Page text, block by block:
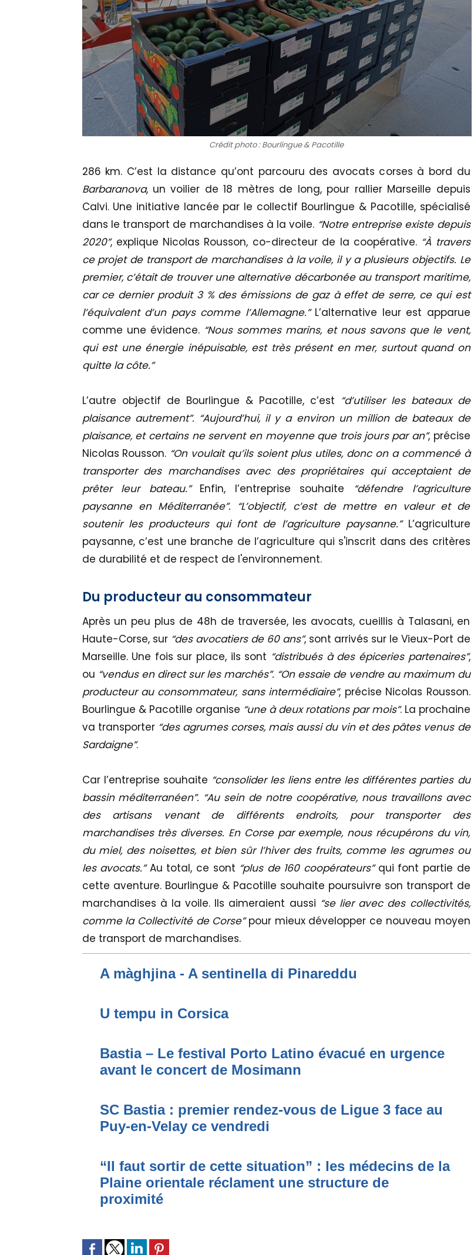
Crédit photo : Bourlingue & Pacotille
286 km. C’est la distance qu’ont parcouru des avocats corses à bord du
Barbaranova, un voilier de 18 mètres de long, pour rallier Marseille depuis
Calvi. Une initiative lancée par le collectif Bourlingue & Pacotille, spécialisé
dans le transport de marchandises à la voile. “Notre entreprise existe depuis
2020”, explique Nicolas Rousson, co-directeur de la coopérative. “À travers
ce projet de transport de marchandises à la voile, il y a plusieurs objectifs. Le
premier, c’était de trouver une alternative décarbonée au transport maritime,
car ce dernier produit 3 % des émissions de gaz à effet de serre, ce qui est
l’équivalent d’un pays comme l’Allemagne.”L’alternative leur est apparue
comme une évidence. “Nous sommes marins, et nous savons que le vent,
qui est une énergie inépuisable, est très présent en mer, surtout quand on
quitte la côte.”
L’autre objectif de Bourlingue & Pacotille, c’est “d’utiliser les bateaux de
plaisance autrement”. “Aujourd’hui, il y a environ un million de bateaux de
plaisance, et certains ne servent en moyenne que trois jours par an”, précise
Nicolas Rousson. “On voulait qu’ils soient plus utiles, donc on a commencé à
transporter des marchandises avec des propriétaires qui acceptaient de
prêter leur bateau.” Enfin, l’entreprise souhaite “défendre l’agriculture
paysanne en Méditerranée”. “L’objectif, c’est de mettre en valeur et de
soutenir les producteurs qui font de l’agriculture paysanne.”L’agriculture
paysanne, c’est une branche de l’agriculture qui s'inscrit dans des critères
de durabilité et de respect de l'environnement.
Du producteur au consommateur
Après un peu plus de 48h de traversée, les avocats, cueillis à Talasani, en
Haute-Corse, sur “des avocatiers de 60 ans”, sont arrivés sur le Vieux-Port de
Marseille. Une fois sur place, ils sont “distribués à des épiceries partenaires”,
ou “vendus en direct sur les marchés”. “On essaie de vendre au maximum du
producteur au consommateur, sans intermédiaire”, précise Nicolas Rousson.
Bourlingue & Pacotille organise “une à deux rotations par mois”. La prochaine
va transporter “des agrumes corses, mais aussi du vin et des pâtes venus de
Sardaigne”.
Car l’entreprise souhaite “consolider les liens entre les différentes parties du
bassin méditerranéen”. “Au sein de notre coopérative, nous travaillons avec
des artisans venant de différents endroits, pour transporter des
marchandises très diverses. En Corse par exemple, nous récupérons du vin,
du miel, des noisettes, et bien sûr l’hiver des fruits, comme les agrumes ou
les avocats.”Au total, ce sont “plus de 160 coopérateurs”qui font partie de
cette aventure. Bourlingue & Pacotille souhaite poursuivre son transport de
marchandises à la voile. Ils aimeraient aussi “se lier avec des collectivités,
comme la Collectivité de Corse”pour mieux développer ce nouveau moyen
de transport de marchandises.
A màghjina - A sentinella di Pinareddu
U tempu in Corsica
Bastia – Le festival Porto Latino évacué en urgence
avant le concert de Mosimann
SC Bastia : premier rendez-vous de Ligue 3 face au
Puy-en-Velay ce vendredi
“Il faut sortir de cette situation” : les médecins de la
Plaine orientale réclament une structure de
proximité